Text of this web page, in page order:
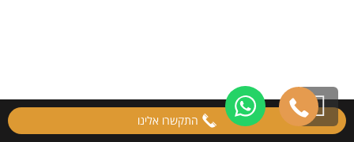
גלילה
לראש התקשרו אלינו